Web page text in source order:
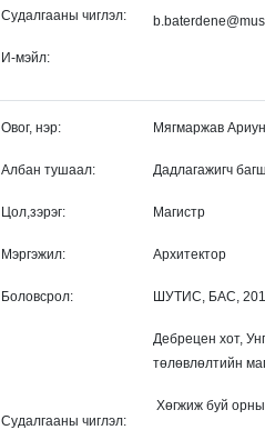
Судалгааны чиглэл:
И-мэйл:
Овог, нэр:
Албан тушаал:
Цол,зэрэг:
Мэргэжил:
Боловсрол:
Судалгааны чиглэл:
Мягмаржав
Дадлагажигч
Магистр
Архитектор
ШУТИС, БАС,
Дебрецен хот,
төлөвлөлтийн
Хөгжиж буй